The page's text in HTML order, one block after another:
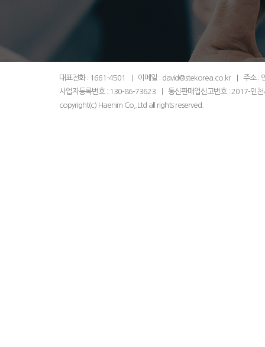
대표전화 : 1661-4501 이메일 : david@stekorea.co.kr
주소 :
사업자등록번호 : 130-86-73623
통신판매업신고번호 : 2017-인
copyright(c) Haenim Co,.Ltd all rights reserved.